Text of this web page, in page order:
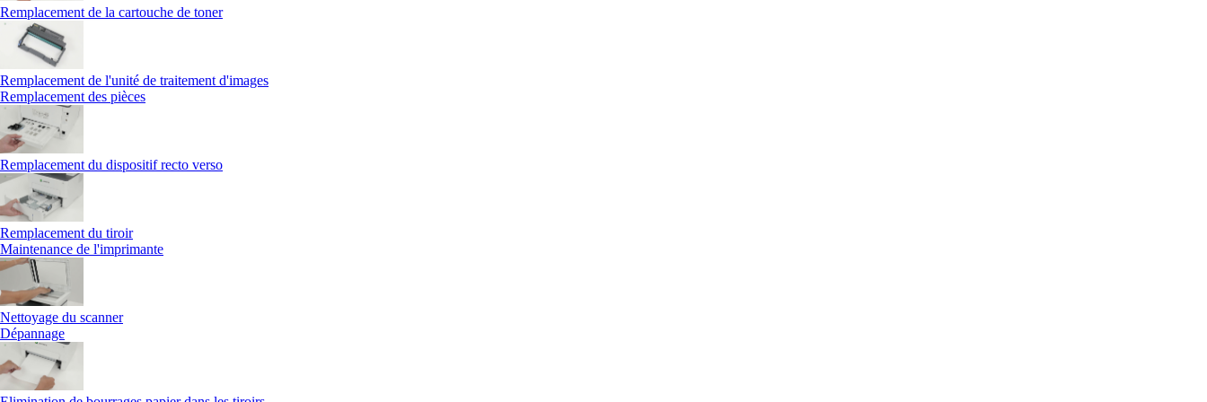
Remplacement de la cartouche de toner
Remplacement de l'unité de traitement d'images
Remplacement des pièces
Remplacement du dispositif recto verso
Remplacement du tiroir
Maintenance de l'imprimante
Nettoyage du scanner
Dépannage